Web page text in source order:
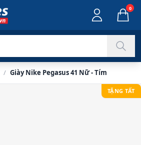
0
/ Giày Nike Pegasus 41 Nữ - Tím
TẶNG TẤT